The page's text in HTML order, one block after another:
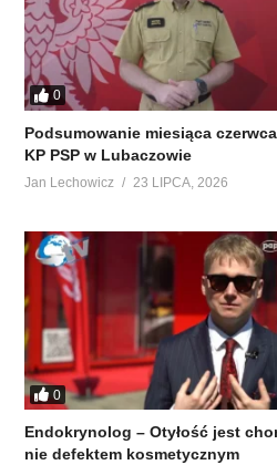
0
Podsumowanie miesiąca
KP PSP w Lubaczowie
Jan Lechowicz 23 LIPCA, 2026
0
Endokrynolog – Otyłość jest
nie defektem kosmetycznym